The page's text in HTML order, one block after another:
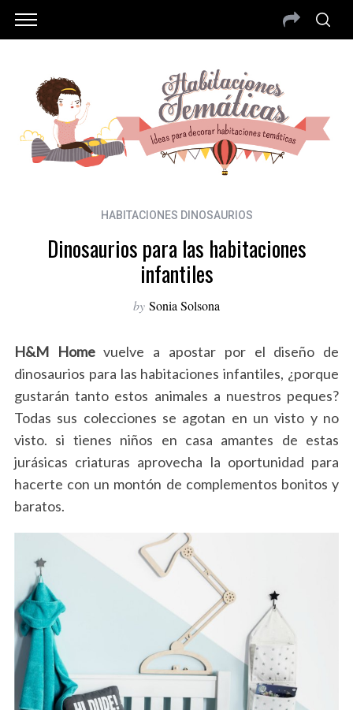
HABITACIONES DINOSAURIOS
Dinosaurios para las habitaciones
infantiles
by Sonia Solsona
H&M Homevuelve a apostar por el diseño de
dinosaurios para las habitaciones infantiles, ¿porque
gustarán tanto estos animales a nuestros peques?
Todas sus colecciones se agotan en un visto y no
visto. si tienes niños en casa amantes de estas
jurásicas criaturas aprovecha la oportunidad para
hacerte con un montón de complementos bonitos y
baratos.